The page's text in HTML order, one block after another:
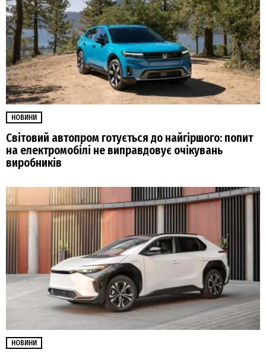
НОВИНИ
Світовий автопром готується до найгіршого: попит
на електромобілі не виправдовує очікувань
виробників
НОВИНИ